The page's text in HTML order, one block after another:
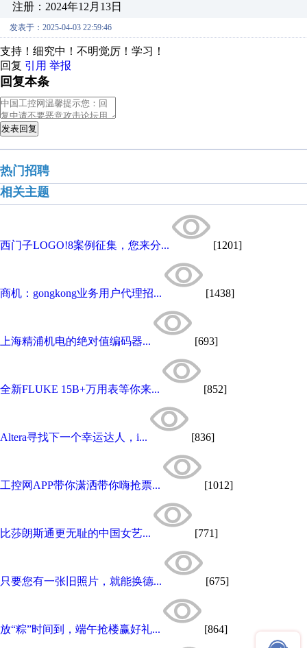
注册：2024年12月13日
发表于：2025-04-03 22:59:46
支持！细究中！不明觉厉！学习！
回复 引用 举报
回复本条
发表回复
热门招聘
相关主题
西门子LOGO!8案例征集，您来分... [1201]
商机：gongkong业务用户代理招... [1438]
上海精浦机电的绝对值编码器... [693]
全新FLUKE 15B+万用表等你来... [852]
Altera寻找下一个幸运达人，i... [836]
工控网APP带你潇洒带你嗨抢票... [1012]
比莎朗斯通更无耻的中国女艺... [771]
只要您有一张旧照片，就能换德... [675]
放“粽”时间到，端午抢楼赢好礼... [864]